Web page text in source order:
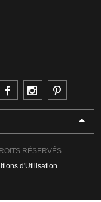
RÉSERVÉS
d'Utilisation